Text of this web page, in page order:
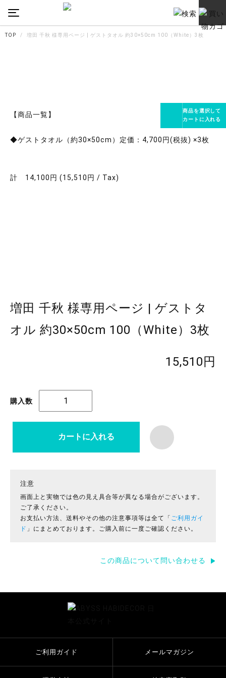
TOP 増田 千秋 様専用ページ | ゲストタオル 約30×50cm 100（White）3枚
【商品一覧】
◆ゲストタオル（約30×50cm）定価：4,700円(税抜) ×3枚
計 14,100円 (15,510円 / Tax)
増田 千秋 様専用ページ | ゲストタ
オル 約30×50cm 100（White）3枚
15,510円
購入数
注意
画面上と実物では色の見え具合等が異なる場合がございます。
ご了承ください。
お支払い方法、送料やその他の注意事項等は全て「 ご利用ガイ
ド 」にまとめております。ご購入前に一度ご確認ください。
この商品について問い合わせる
商品を選択して
カートに入れる
ご利用ガイド メールマガジン